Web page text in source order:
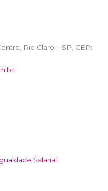
Rio Claro – SP, CEP:
Salarial